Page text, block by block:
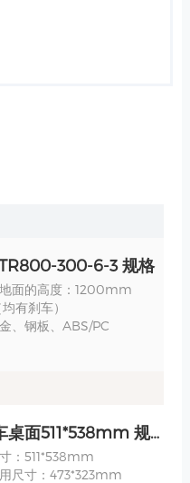
300-6-3 规格
面的高度：1200mm
有刹车）
、钢板、ABS/PC
标准大推车桌面511*538mm 规格
：511*538mm
尺寸：473*323mm